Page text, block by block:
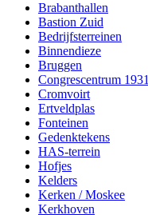
Brabanthallen
Bastion Zuid
Bedrijfsterreinen
Binnendieze
Bruggen
Congrescentrum 1931
Cromvoirt
Ertveldplas
Fonteinen
Gedenktekens
HAS-terrein
Hofjes
Kelders
Kerken / Moskee
Kerkhoven